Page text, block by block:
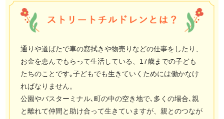
通りや道ばたで車の窓拭きや物売りなどの仕事をしたり、
お金を恵んでもらって生活している、17歳までの子ども
たちのことです｡子どもでも生きていくためには働かなけ
ればなりません。
公園やバスターミナル､町の中の空き地で､多くの場合､親
と離れて仲間と助け合って生きていますが、親とのつなが